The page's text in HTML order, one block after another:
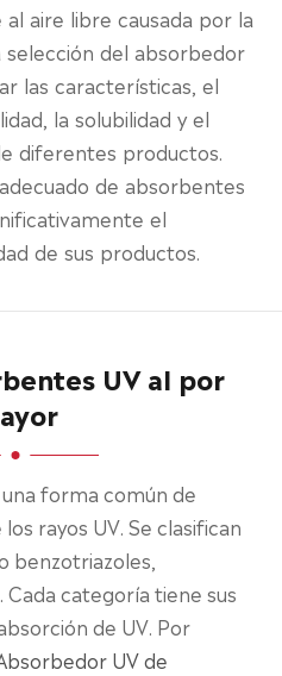
aire libre causada por la
selección del absorbedor
las características, el
la solubilidad y el
diferentes productos.
de absorbentes
el
de sus productos.
UV al por
forma común de
rayos UV. Se clasifican
benzotriazoles,
categoría tiene sus
de UV. Por
UV de